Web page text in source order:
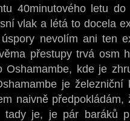
40minutového letu
vlak a létá to docela
nevolím ani ten
přestupy trvá osm
Oshamambe, kde je
je
naivně
tady je, je pár baráků